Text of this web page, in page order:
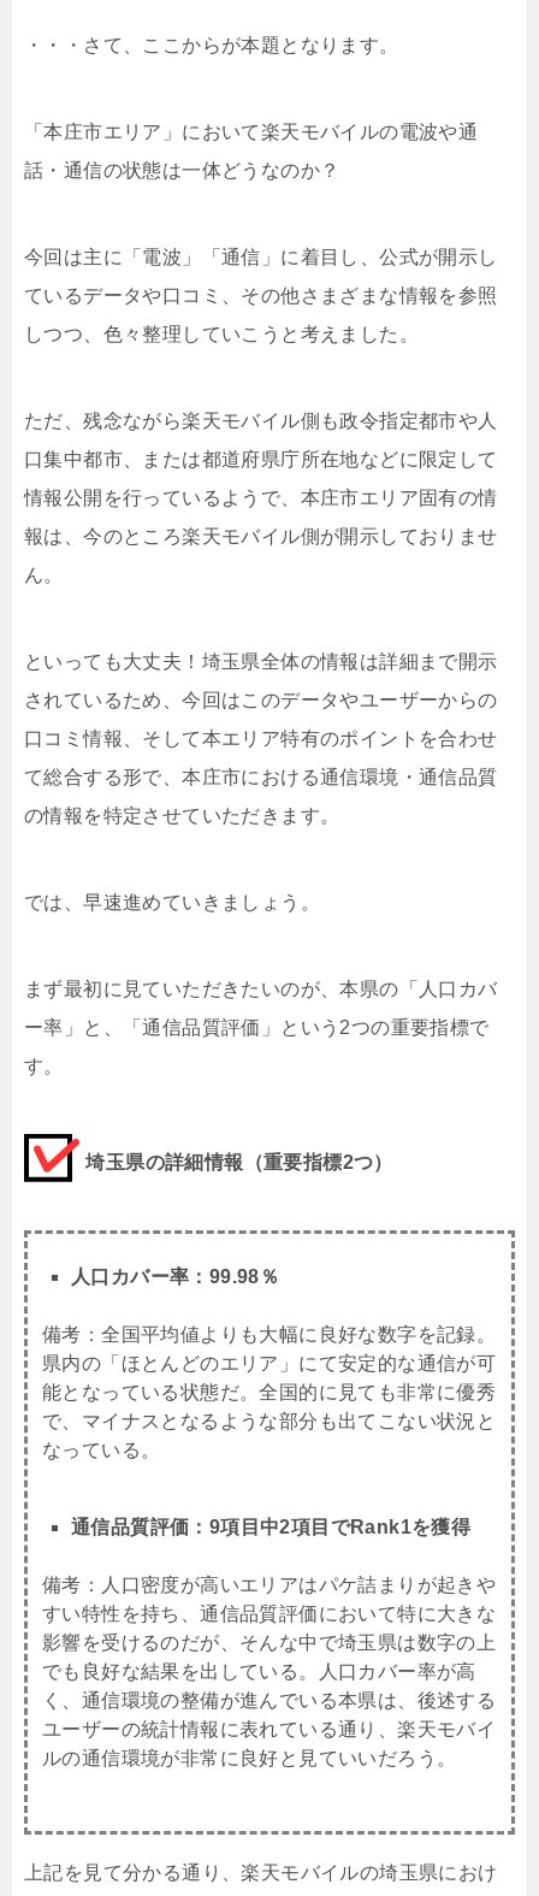
・・・さて、ここからが本題となります。
「本庄市エリア」において楽天モバイルの電波や通
話・通信の状態は一体どうなのか？
今回は主に「電波」「通信」に着目し、公式が開示し
ているデータや口コミ、その他さまざまな情報を参照
しつつ、色々整理していこうと考えました。
ただ、残念ながら楽天モバイル側も政令指定都市や人
口集中都市、または都道府県庁所在地などに限定して
情報公開を行っているようで、本庄市エリア固有の情
報は、今のところ楽天モバイル側が開示しておりませ
ん。
といっても大丈夫！埼玉県全体の情報は詳細まで開示
されているため、今回はこのデータやユーザーからの
口コミ情報、そして本エリア特有のポイントを合わせ
て総合する形で、本庄市における通信環境・通信品質
の情報を特定させていただきます。
では、早速進めていきましょう。
まず最初に見ていただきたいのが、本県の「人口カバ
ー率」と、「通信品質評価」という2つの重要指標で
す。
埼玉県の詳細情報（重要指標2つ）
人口カバー率：99.98％
備考：全国平均値よりも大幅に良好な数字を記録。
県内の「ほとんどのエリア」にて安定的な通信が可
能となっている状態だ。全国的に見ても非常に優秀
で、マイナスとなるような部分も出てこない状況と
なっている。
通信品質評価：9項目中2項目でRank1を獲得
備考：人口密度が高いエリアはパケ詰まりが起きや
すい特性を持ち、通信品質評価において特に大きな
影響を受けるのだが、そんな中で埼玉県は数字の上
でも良好な結果を出している。人口カバー率が高
く、通信環境の整備が進んでいる本県は、後述する
ユーザーの統計情報に表れている通り、楽天モバイ
ルの通信環境が非常に良好と見ていいだろう。
上記を見て分かる通り、楽天モバイルの埼玉県におけ